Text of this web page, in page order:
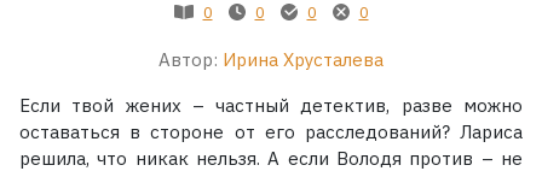
0 0 0 0
Автор: Ирина Хрусталева
Если твой жених – частный детектив, разве можно
оставаться в стороне от его расследований? Лариса
решила, что никак нельзя. А если Володя против – не